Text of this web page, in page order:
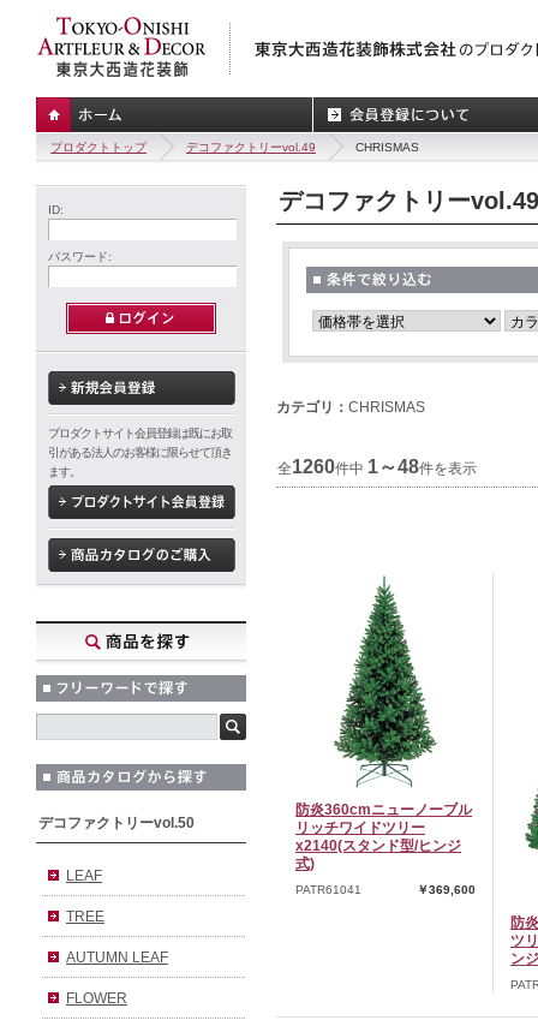
プロダクトトップ デコファクトリーvol.49 CHRISMAS
ID:
パスワード:
プロダクトサイト会員登録は既にお取
引がある法人のお客様に限らせて頂き
ます。
デコファクトリーvol.50
LEAF
TREE
AUTUMN LEAF
FLOWER
デコファクトリーvol.49
カテゴリ： CHRISMAS
全1260件中 1～48件を表示
防炎360cmニューノーブル
リッチワイドツリー
x2140(スタンド型/ヒンジ
式)
PATR61041 ￥369,600
防
ツ
ン